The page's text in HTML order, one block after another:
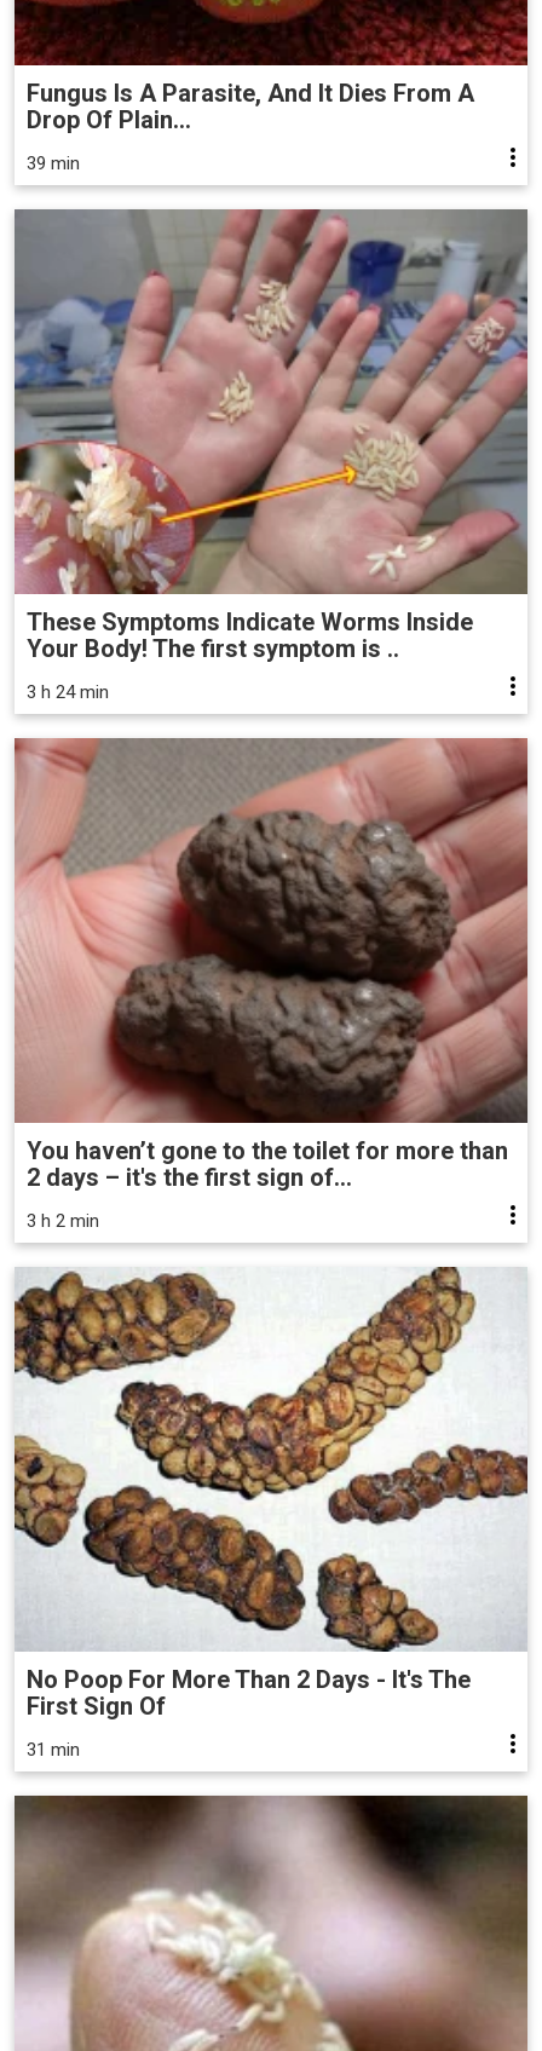
Fungus Is A Parasite, And It Dies From A
Drop Of Plain...
39 min
These Symptoms Indicate Worms Inside
Your Body! The first symptom is ..
3 h 24 min
You haven’t gone to the toilet for more than
2 days – it's the first sign of...
3 h 2 min
No Poop For More Than 2 Days - It's The
First Sign Of
31 min